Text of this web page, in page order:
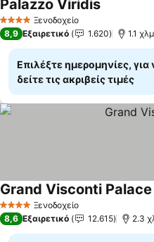
4 ΑστέριαΞενοδοχείο
Palazzo ViridisΕμφάνιση
8,9 Εξαιρετικό 1.620 1.1
Επιλέξτε ημερομηνίες, για
δείτε τις ακριβείς τιμές
4 ΑστέριαΞενοδοχείο
Grand Visconti Palace
8,6 Εξαιρετικό 12.615 2.3